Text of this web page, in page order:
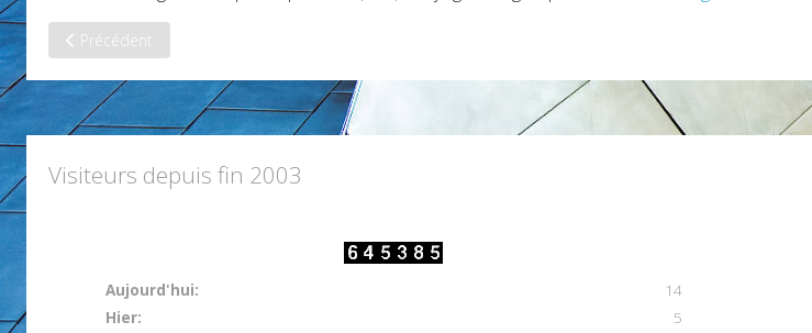
Article précédent : Ingénieur : un statut privilégié
Précédent
Visiteurs depuis fin 2003
Aujourd'hui:
14
Hier:
5